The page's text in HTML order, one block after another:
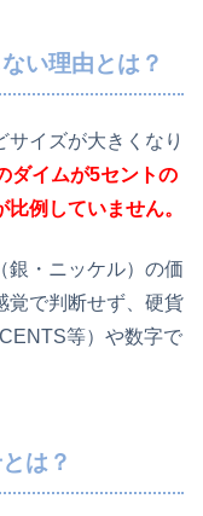
い理由とは？
サイズが大きくなり
ダイムが5セントの
例していません。
銀・ニッケル）の価
覚で判断せず、硬貨
等）や数字で
は？